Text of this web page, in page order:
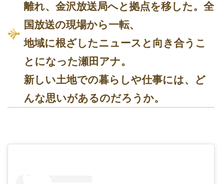
離れ、金沢放送局へと拠点を移した。全
国放送の現場から一転、
地域に根ざしたニュースと向き合うこ
とになった瀬田アナ。
新しい土地での暮らしや仕事には、ど
んな思いがあるのだろうか。